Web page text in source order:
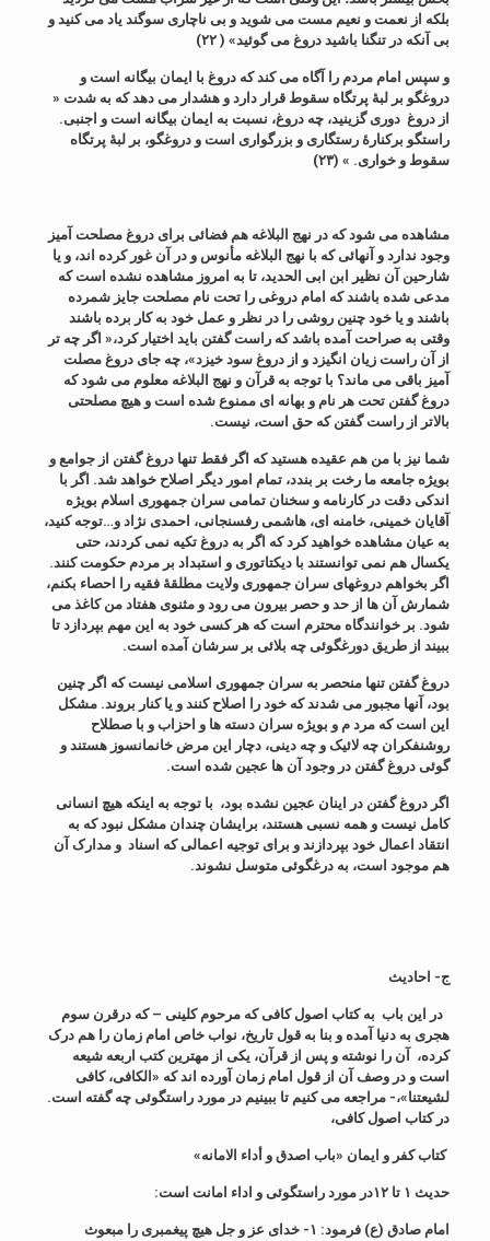
بلکه از نعمت و نعیم مست می شوید و بی ناچاری سوگند یاد می کنید و
بی آنکه در تنگنا باشید دروغ می گوئید» ( ۲۲)
و سپس امام مردم را آگاه می کند که دروغ با ایمان بیگانه است و
دروغگو بر لبۀ پرتگاه سقوط قرار دارد و هشدار می دهد که به شدت «
از دروغ دوری گزینید، چه دروغ، نسبت به ایمان بیگانه است و اجنبی.
راستگو برکنارۀ رستگاری و بزرگواری است و دروغگو، بر لبۀ پرتگاه
سقوط و خواری. » (۲۳)
مشاهده می شود که در نهج البلاغه هم فضائی برای دروغ مصلحت آمیز
وجود ندارد و آنهائی که با نهج البلاغه مأنوس و در آن غور کرده اند، و یا
شارحین آن نظیر ابن ابی الحدید، تا به امروز مشاهده نشده است که
مدعی شده باشند که امام دروغی را تحت نام مصلحت جایز شمرده
باشند و یا خود چنین روشی را در نظر و عمل خود به کار برده باشند
وقتی به صراحت آمده باشد که راست گفتن باید اختیار کرد،« اگر چه تر
از آن راست زیان انگیزد و از دروغ سود خیزد»، چه جای دروغ مصلت
آمیز باقی می ماند؟ با توجه به قرآن و نهج البلاغه معلوم می شود که
دروغ گفتن تحت هر نام و بهانه ای ممنوع شده است و هیچ مصلحتی
بالاتر از راست گفتن که حق است، نیست.
شما نیز با من هم عقیده هستید که اگر فقط تنها دروغ گفتن از جوامع و
بویژه جامعه ما رخت بر بندد، تمام امور دیگر اصلاح خواهد شد. اگر با
اندکی دقت در کارنامه و سخنان تمامی سران جمهوری اسلام بویژه
آقایان خمینی، خامنه ای، هاشمی رفسنجانی، احمدی نژاد و…توجه کنید،
به عیان مشاهده خواهید کرد که اگر به دروغ تکیه نمی کردند، حتی
یکسال هم نمی توانستند با دیکتاتوری و استبداد بر مردم حکومت کنند.
اگر بخواهم دروغهای سران جمهوری ولایت مطلقۀ فقیه را احصاء بکنم،
شمارش آن ها از حد و حصر بیرون می رود و مثنوی هفتاد من کاغذ می
شود. بر خوانندگاه محترم است که هر کسی خود به این مهم بپردازد تا
ببیند از طریق دورغگوئی چه بلائی بر سرشان آمده است.
دروغ گفتن تنها منحصر به سران جمهوری اسلامی نیست که اگر چنین
بود، آنها مجبور می شدند که خود را اصلاح کنند و یا کنار بروند. مشکل
این است که مرد م و بویژه سران دسته ها و احزاب و با صطلاح
روشنفکران چه لائیک و چه دینی، دچار این مرض خانمانسوز هستند و
گوئی دروغ گفتن در وجود آن ها عجین شده است.
اگر دروغ گفتن در اینان عجین نشده بود، با توجه به اینکه هیچ انسانی
کامل نیست و همه نسبی هستند، برایشان چندان مشکل نبود که به
انتقاد اعمال خود بپردازند و برای توجیه اعمالی که اسناد و مدارک آن
هم موجود است، به درغگوئی متوسل نشوند.
ج- احادیث
در این باب به کتاب اصول کافی که مرحوم کلینی – که درقرن سوم
هجری به دنیا آمده و بنا به قول تاریخ، نواب خاص امام زمان را هم درک
کرده، آن را نوشته و پس از قرآن، یکی از مهترین کتب اربعه شیعه
است و در وصف آن از قول امام زمان آورده اند که «الکافی، کافی
لشیعتنا»،- مراجعه می کنیم تا ببینیم در مورد راستگوئی چه گفته است.
در کتاب اصول کافی،
کتاب کفر و ایمان «باب اصدق و أداء الامانه»
حدیث ۱ تا ۱۲در مورد راستگوئی و اداء امانت است:
امام صادق (ع) فرمود: ۱- خدای عز و جل هیچ پیغمبری را مبعوث